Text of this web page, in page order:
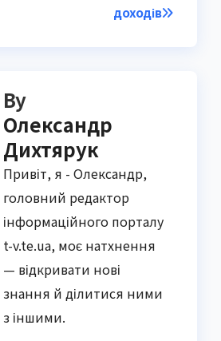
доходів
By
Олександр
Дихтярук
Привіт, я - Олександр,
головний редактор
інформаційного порталу
t-v.te.ua, моє натхнення
— відкривати нові
знання й ділитися ними
з іншими.